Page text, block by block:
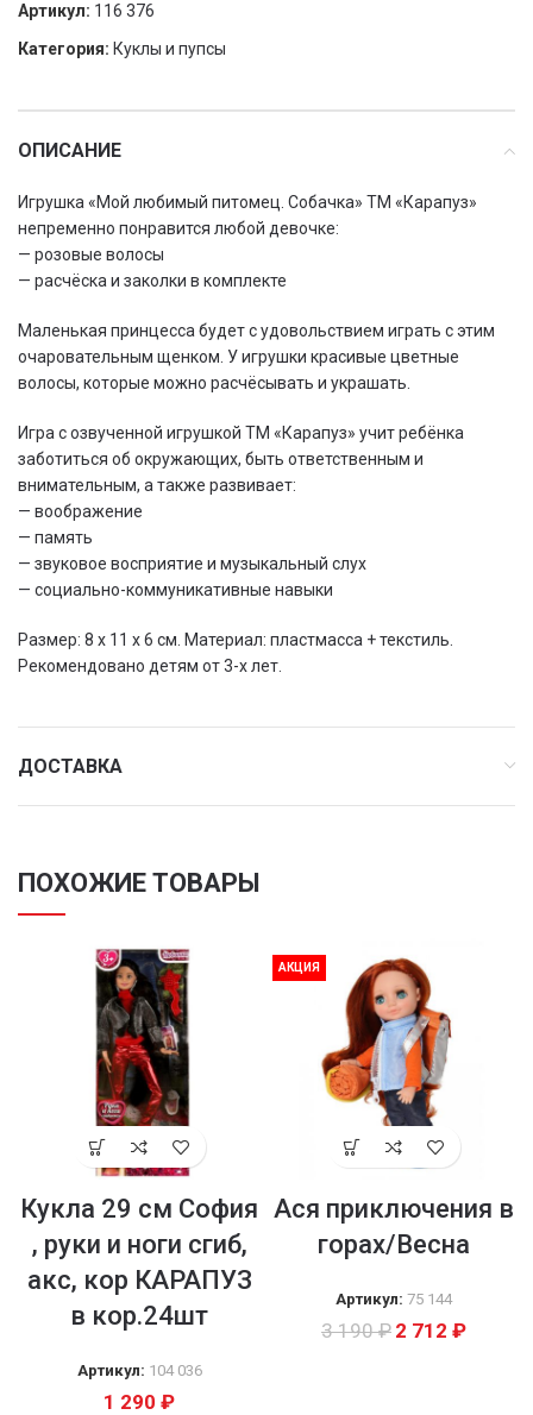
Артикул: 116 376
Категория: Куклы и пупсы
ОПИСАНИЕ
Игрушка «Мой любимый питомец. Собачка» ТМ «Карапуз»
непременно понравится любой девочке:
— розовые волосы
— расчёска и заколки в комплекте
Маленькая принцесса будет с удовольствием играть с этим
очаровательным щенком. У игрушки красивые цветные
волосы, которые можно расчёсывать и украшать.
Игра с озвученной игрушкой ТМ «Карапуз» учит ребёнка
заботиться об окружающих, быть ответственным и
внимательным, а также развивает:
— воображение
— память
— звуковое восприятие и музыкальный слух
— социально-коммуникативные навыки
Размер: 8 х 11 х 6 см. Материал: пластмасса + текстиль.
Рекомендовано детям от 3-х лет.
ДОСТАВКА
ПОХОЖИЕ ТОВАРЫ
Кукла 29 см София
, руки и ноги сгиб,
акс, кор КАРАПУЗ
в кор.24шт
Артикул: 104 036
1 290 ₽
АКЦИЯ
Ася приключения в
горах/Весна
Артикул: 75 144
3 190₽ 2 712 ₽